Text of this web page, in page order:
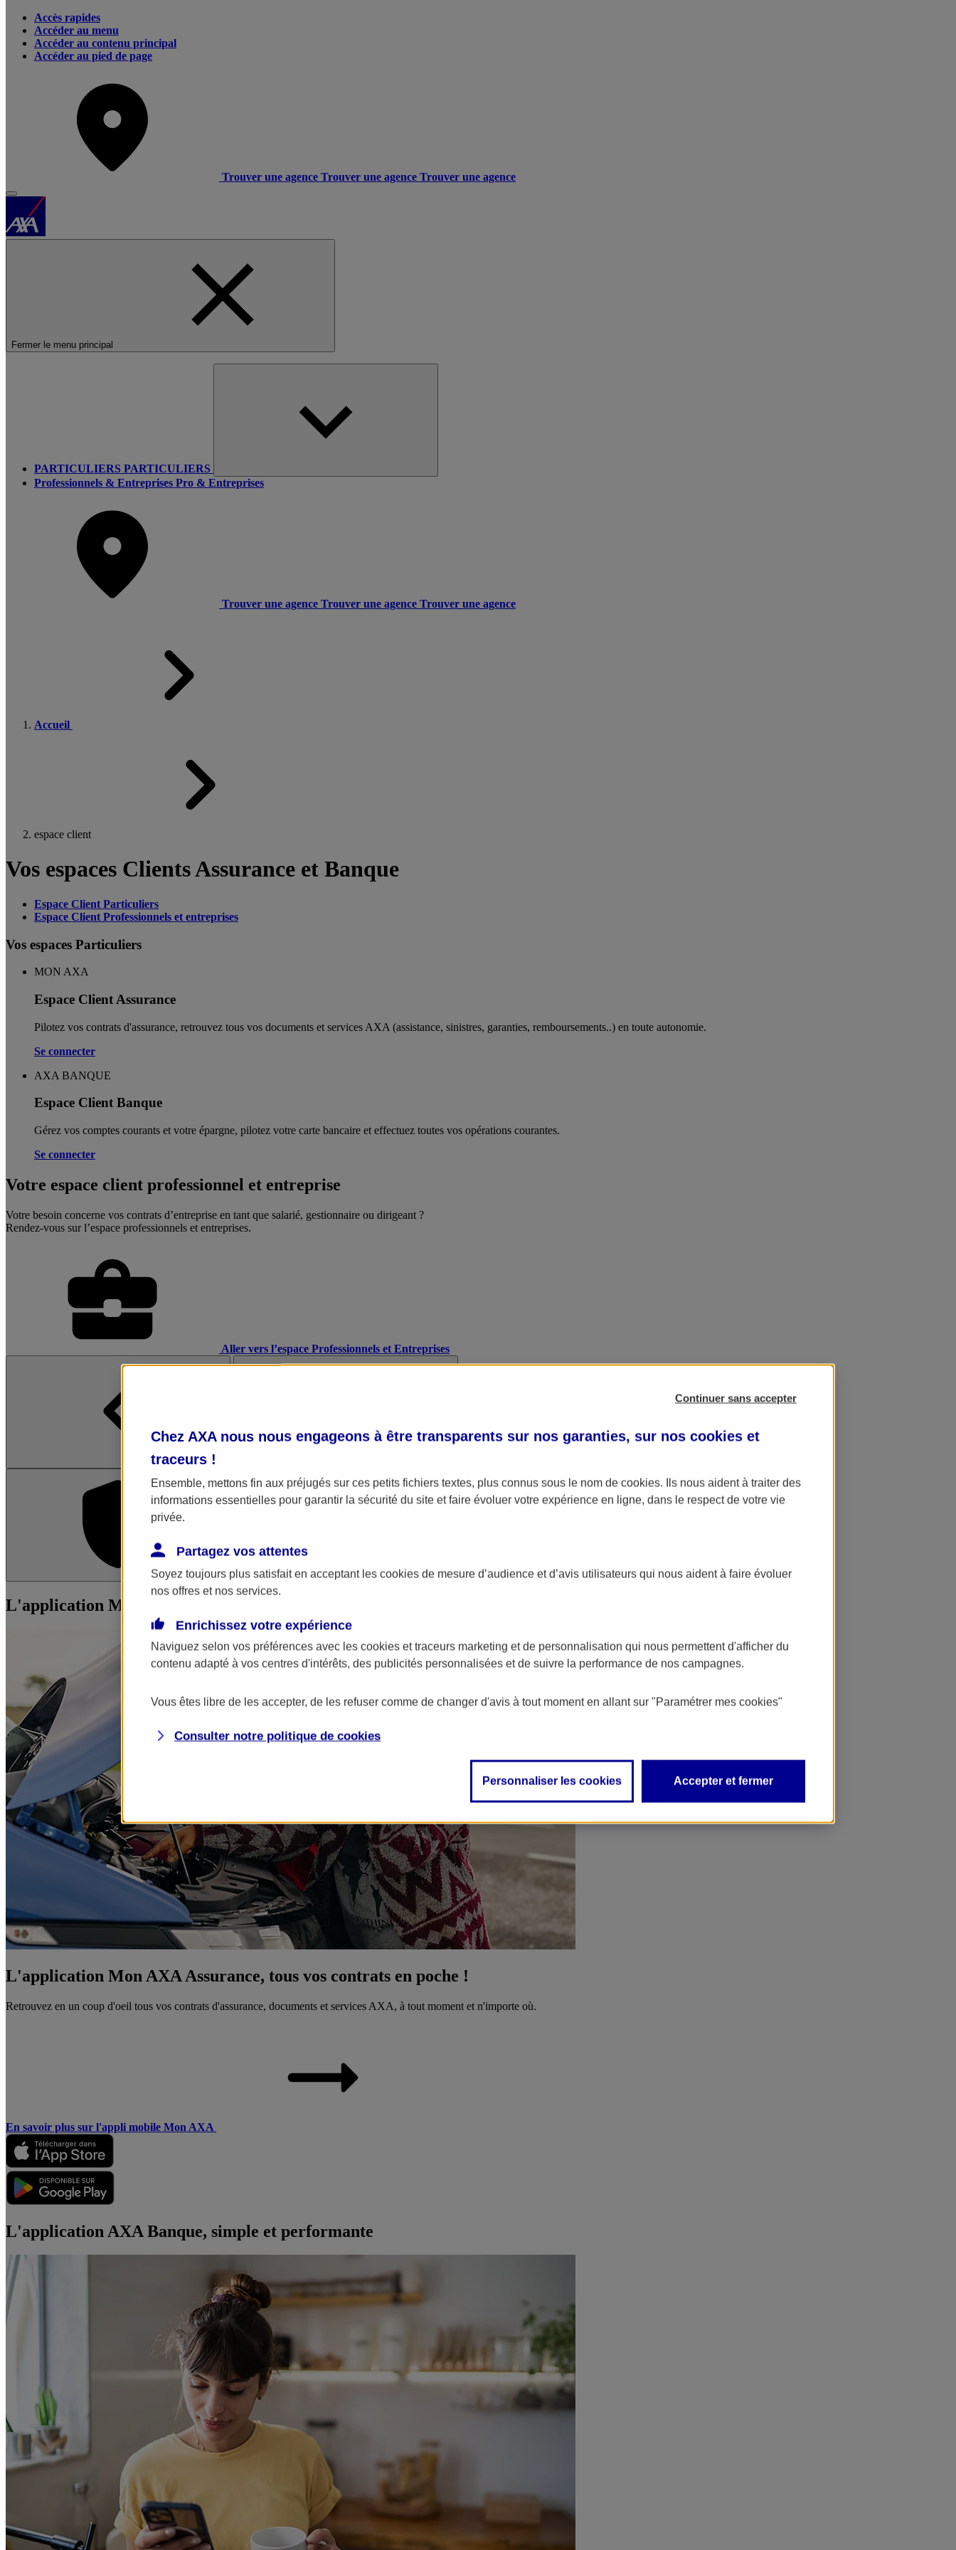
Accès rapides
Accéder au menu
Accéder au contenu principal
Accéder au pied de page
Trouver une agence Trouver une agence Trouver une agence
Fermer le menu principal
PARTICULIERS PARTICULIERS
Professionnels & Entreprises Pro & Entreprises
Trouver une agence Trouver une agence Trouver une agence
Accueil
espace client
Vos espaces Clients Assurance et Banque
Espace Client Particuliers
Espace Client Professionnels et entreprises
Vos espaces Particuliers
MON AXA
Espace Client Assurance
Pilotez vos contrats d'assurance, retrouvez tous vos documents et services AXA (assistance, sinistres, garanties, remboursements..) en toute autonomie. ​
Se connecter
AXA BANQUE
Espace Client Banque
Gérez vos comptes courants et votre épargne, pilotez votre carte bancaire et effectuez toutes vos opérations courantes.
Se connecter
Votre espace client professionnel et entreprise
Votre besoin concerne vos contrats d’entreprise en tant que salarié, gestionnaire ou dirigeant ?
Rendez-vous sur l’espace professionnels et entreprises.
Aller vers l’espace Professionnels et Entreprises
L'application Mon AXA Assurance L'application AXA Banque
L'application Mon AXA Assurance, tous vos contrats en poche !
L'application Mon AXA Assurance, tous vos contrats en poche !
Retrouvez en un coup d'oeil tous vos contrats d'assurance, documents et services AXA, à tout moment et n'importe où.
En savoir plus sur l'appli mobile Mon AXA
L'application AXA Banque, simple et performante
Continuer sans accepter
Chez AXA nous nous engageons à être transparents sur nos garanties, sur nos cookies et
traceurs !
Ensemble, mettons fin aux préjugés sur ces petits fichiers textes, plus connus sous le nom de cookies. Ils nous aident à traiter des
informations essentielles pour garantir la sécurité du site et faire évoluer votre expérience en ligne, dans le respect de votre vie
privée.
Partagez vos attentes
Soyez toujours plus satisfait en acceptant les cookies de mesure d’audience et d’avis utilisateurs qui nous aident à faire évoluer
nos offres et nos services.
Enrichissez votre expérience
Naviguez selon vos préférences avec les cookies et traceurs marketing et de personnalisation qui nous permettent d'afficher du
contenu adapté à vos centres d'intérêts, des publicités personnalisées et de suivre la performance de nos campagnes.
Vous êtes libre de les accepter, de les refuser comme de changer d'avis à tout moment en allant sur "Paramétrer mes cookies"
Consulter notre politique de cookies
Personnaliser les cookies Accepter et fermer